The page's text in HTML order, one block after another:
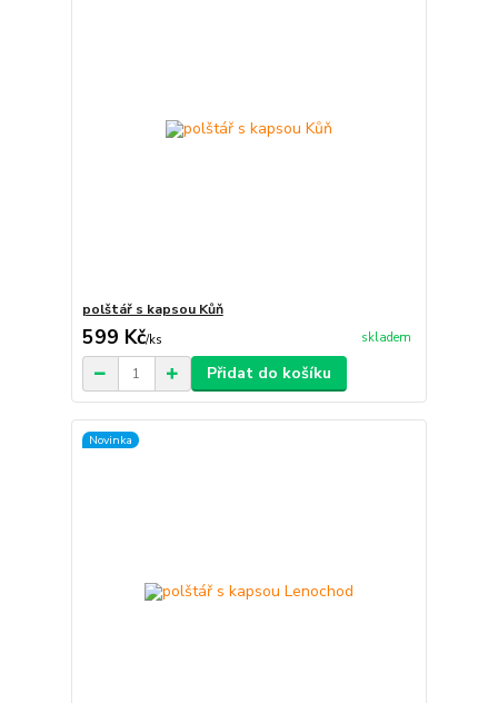
polštář s kapsou Kůň
599 Kč/ks skladem
Přidat do košíku
Novinka